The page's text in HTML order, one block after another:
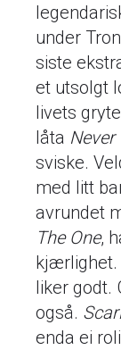
under
siste
et utsolgt
livets
låta Never
sviske.
med litt
avrundet
The One,
kjærlighet.
liker godt.
også.
enda ei